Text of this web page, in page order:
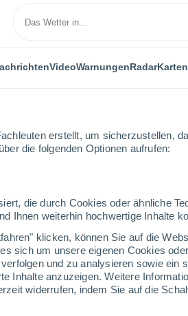
erstellt, um sicherzustellen,
die folgenden Optionen aufrufen:
die durch Cookies oder ähnliche
Ihnen weiterhin hochwertige Inhalte
klicken, können Sie auf die
sich um unsere eigenen Cookies
und zu analysieren sowie ein
Inhalte anzuzeigen. Weitere
widerrufen, indem Sie auf die
VideoWarnungenRadarKarten
Vermont
Symbole